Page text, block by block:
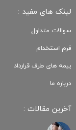
لینک های مفید :
سوالات متداول
فرم استخدام
بیمه های طرف قرارداد
درباره ما
آخرین مقالات :